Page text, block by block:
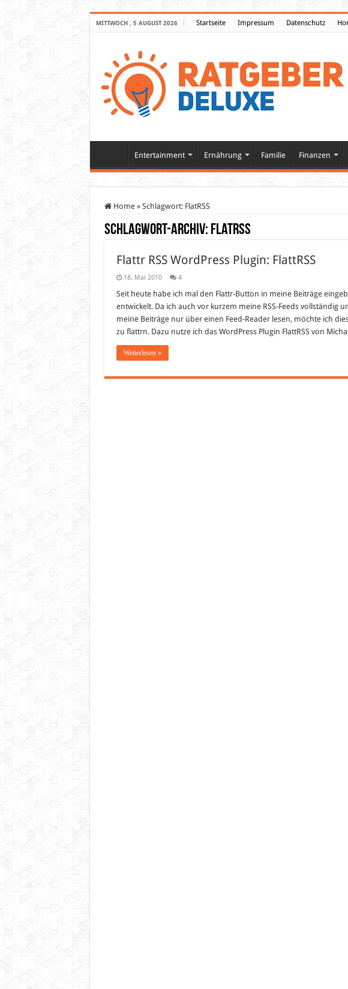
MITTWOCH , 5 AUGUST 2026 Startseite Impressum Datenschutz
Entertainment Ernährung Familie Finanzen
Home » Schlagwort: FlatRSS
Schlagwort-Archiv: FlatRSS
Flattr RSS WordPress Plugin: FlattRSS
18. Mai 2010 4
Seit heute habe ich mal den Flattr-Button in meine Beiträge
entwickelt. Da ich auch vor kurzem meine RSS-Feeds vollständig
meine Beiträge nur über einen Feed-Reader lesen, möchte ich
zu flattrn. Dazu nutze ich das WordPress Plugin FlattRSS von
Weiterlesen »